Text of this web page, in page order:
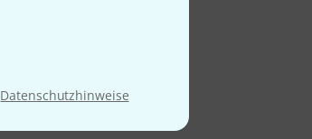
Datenschutzhinweise